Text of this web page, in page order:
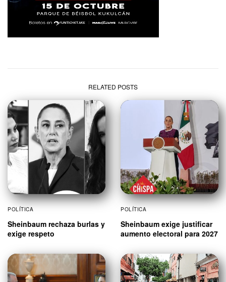
RELATED POSTS
POLÍTICA
Sheinbaum rechaza burlas y
exige respeto
POLÍTICA
Sheinbaum exige justificar
aumento electoral para 2027